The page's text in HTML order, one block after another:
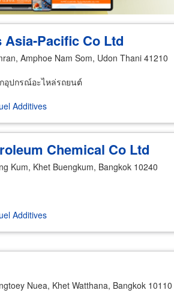
Asia-Pacific Co Ltd
Amphoe Nam Som, Udon Thani 41210
อุปกรณ์อะไหล่รถยนต์
Additives
Chemical Co Ltd
Kum, Khet Buengkum, Bangkok 10240
Additives
Nuea, Khet Watthana, Bangkok 10110